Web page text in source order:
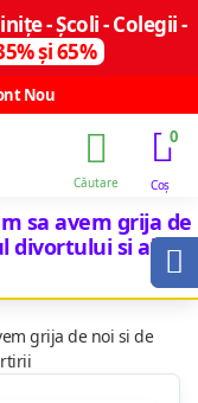
- Școli - Colegii -
și 65%
Nou
0
sa avem grija de
divortului si al